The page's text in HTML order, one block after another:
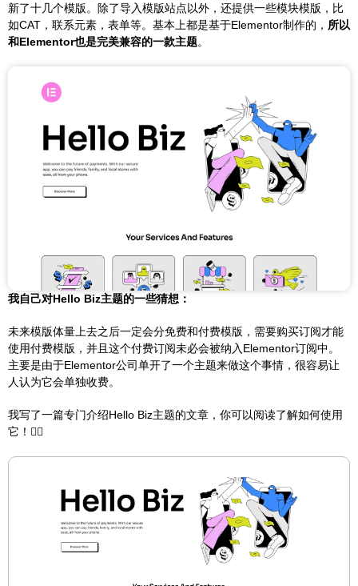
新了十几个模版。除了导入模版站点以外，还提供一些模块模版，比
如CAT，联系元素，表单等。基本上都是基于Elementor制作的， 所以
和Elementor也是完美兼容的一款主题。
我自己对Hello Biz主题的一些猜想：
未来模版体量上去之后一定会分免费和付费模版，需要购买订阅才能
使用付费模版，并且这个付费订阅未必会被纳入Elementor订阅中。
主要是由于Elementor公司单开了一个主题来做这个事情，很容易让
人认为它会单独收费。
我写了一篇专门介绍Hello Biz主题的文章，你可以阅读了解如何使用
它！👇🏻